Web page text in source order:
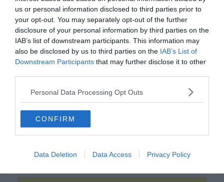
us or personal information disclosed to third parties prior to
your opt-out. You may separately opt-out of the further
disclosure of your personal information by third parties on the
IAB’s list of downstream participants. This information may
also be disclosed by us to third parties on the IAB’s List of
Downstream Participants that may further disclose it to other
Personal Data Processing Opt Outs
CONFIRM
Data Deletion Data Access Privacy Policy
Tudod hogyan írjuk
helyesen?
nagy számú jelentkező